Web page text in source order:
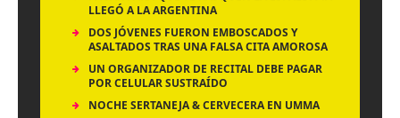
LLEGÓ A LA ARGENTINA
DOS JÓVENES FUERON EMBOSCADOS Y
ASALTADOS TRAS UNA FALSA CITA AMOROSA
UN ORGANIZADOR DE RECITAL DEBE PAGAR
POR CELULAR SUSTRAÍDO
NOCHE SERTANEJA & CERVECERA EN UMMA